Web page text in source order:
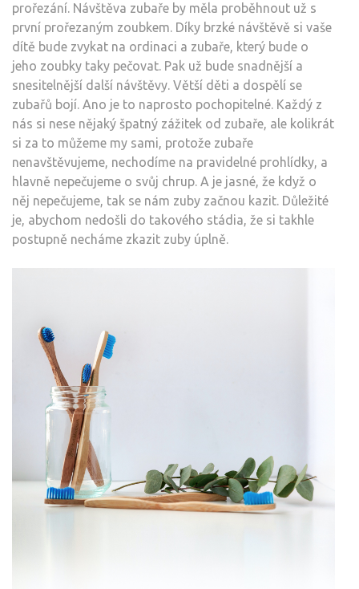
prořezání. Návštěva zubaře by měla proběhnout už s
první prořezaným zoubkem. Díky brzké návštěvě si vaše
dítě bude zvykat na ordinaci a zubaře, který bude o
jeho zoubky taky pečovat. Pak už bude snadnější a
snesitelnější další návštěvy. Větší děti a dospělí se
zubařů bojí. Ano je to naprosto pochopitelné. Každý z
nás si nese nějaký špatný zážitek od zubaře, ale kolikrát
si za to můžeme my sami, protože zubaře
nenavštěvujeme, nechodíme na pravidelné prohlídky, a
hlavně nepečujeme o svůj chrup. A je jasné, že když o
něj nepečujeme, tak se nám zuby začnou kazit. Důležité
je, abychom nedošli do takového stádia, že si takhle
postupně necháme zkazit zuby úplně.